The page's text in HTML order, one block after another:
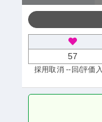
57
採用取消 --回/評価